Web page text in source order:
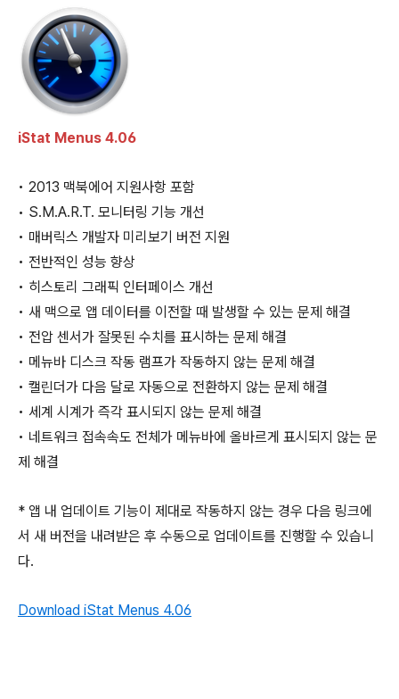
iStat Menus 4.06
• 2013 맥북에어 지원사항 포함
• S.M.A.R.T. 모니터링 기능 개선
• 매버릭스 개발자 미리보기 버전 지원
• 전반적인 성능 향상
• 히스토리 그래픽 인터페이스 개선
• 새 맥으로 앱 데이터를 이전할 때 발생할 수 있는 문제 해결
• 전압 센서가 잘못된 수치를 표시하는 문제 해결
• 메뉴바 디스크 작동 램프가 작동하지 않는 문제 해결
• 캘린더가 다음 달로 자동으로 전환하지 않는 문제 해결
• 세계 시계가 즉각 표시되지 않는 문제 해결
• 네트워크 접속속도 전체가 메뉴바에 올바르게 표시되지 않는 문
제 해결
* 앱 내 업데이트 기능이 제대로 작동하지 않는 경우 다음 링크에
서 새 버전을 내려받은 후 수동으로 업데이트를 진행할 수 있습니
다.
Download iStat Menus 4.06